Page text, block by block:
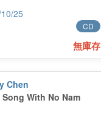
25
CD
無庫存
Chen
Song With No Nam